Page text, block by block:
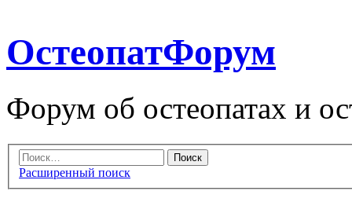
ОстеопатФорум
Форум об остеопатах и
Расширенный поиск